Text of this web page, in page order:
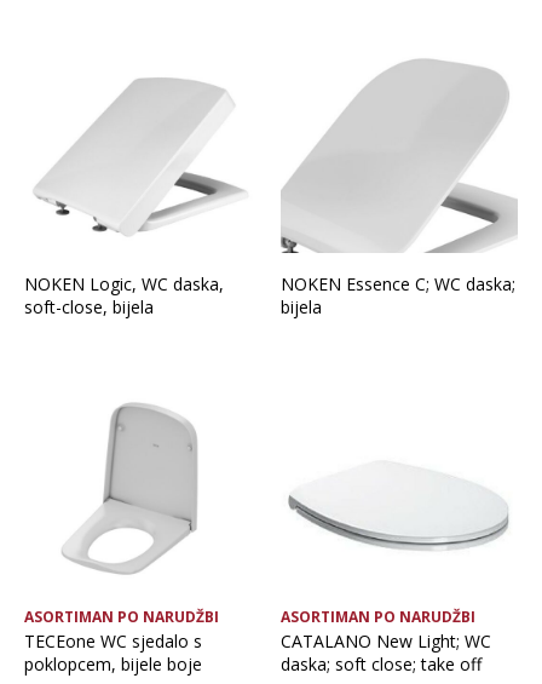
NOKEN Logic, WC daska,
soft-close, bijela
NOKEN Essence C; WC daska;
bijela
ASORTIMAN PO NARUDŽBI
TECEone WC sjedalo s
poklopcem, bijele boje
ASORTIMAN PO NARUDŽBI
CATALANO New Light; WC
daska; soft close; take off